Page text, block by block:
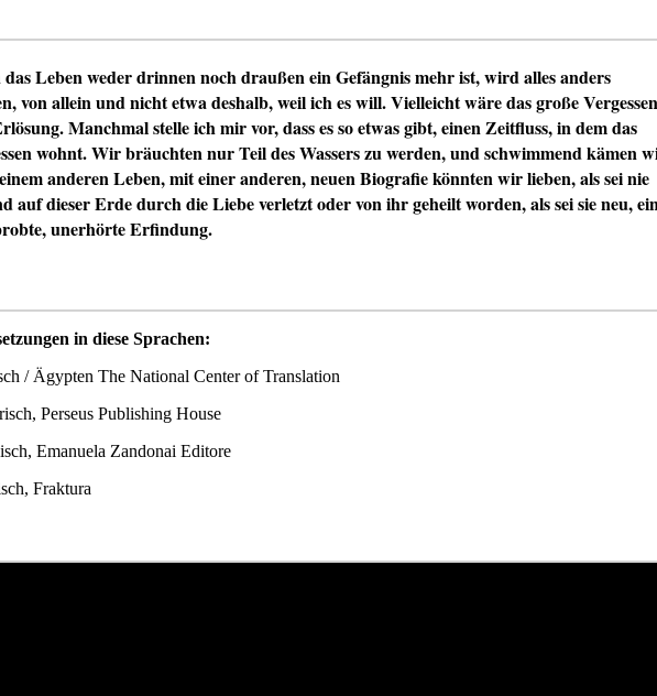
das Leben weder drinnen noch draußen ein Gefängnis mehr ist, wird alles anders
von allein und nicht etwa deshalb, weil ich es will. Vielleicht wäre das große Vergessen
Manchmal stelle ich mir vor, dass es so etwas gibt, einen Zeitfluss, in dem das
wohnt. Wir bräuchten nur Teil des Wassers zu werden, und schwimmend kämen
anderen Leben, mit einer anderen, neuen Biografie könnten wir lieben, als sei nie
auf dieser Erde durch die Liebe verletzt oder von ihr geheilt worden, als sei sie neu,
unerhörte Erfindung.
in diese Sprachen:
/ Ägypten The National Center of Translation
Perseus Publishing House
Emanuela Zandonai Editore
Fraktura